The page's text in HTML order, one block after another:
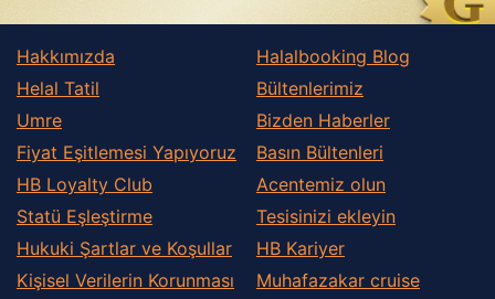
Hakkımızda
Helal Tatil
Umre
Fiyat Eşitlemesi Yapıyoruz
HB Loyalty Club
Statü Eşleştirme
Hukuki Şartlar ve Koşullar
Kişisel Verilerin Korunması
Halalbooking Blog
Bültenlerimiz
Bizden Haberler
Basın Bültenleri
Acentemiz olun
Tesisinizi ekleyin
HB Kariyer
Muhafazakar сruise